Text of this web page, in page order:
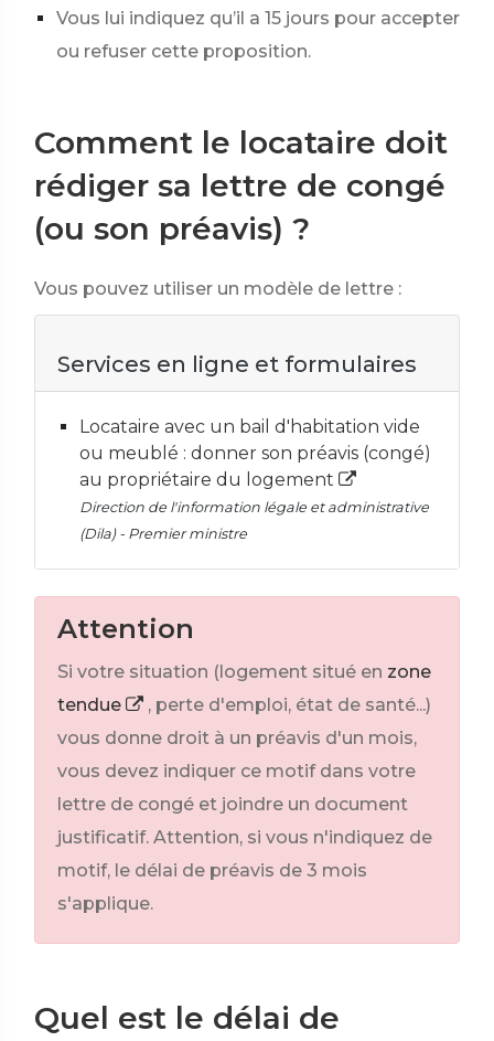
Vous lui indiquez qu’il a 15 jours pour accepter
ou refuser cette proposition.
Comment le locataire doit
rédiger sa lettre de congé
(ou son préavis) ?
Vous pouvez utiliser un modèle de lettre :
Services en ligne et formulaires
Locataire avec un bail d'habitation vide
ou meublé : donner son préavis (congé)
au propriétaire du logement
Direction de l'information légale et administrative
(Dila) - Premier ministre
Attention
Si votre situation (logement situé en zone
tendue
, perte d'emploi, état de santé...)
vous donne droit à un préavis d'un mois,
vous devez indiquer ce motif dans votre
lettre de congé et joindre un document
justificatif. Attention, si vous n'indiquez de
motif, le délai de préavis de 3 mois
s'applique.
Quel est le délai de